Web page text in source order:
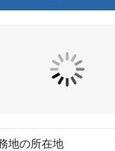
地の所在地